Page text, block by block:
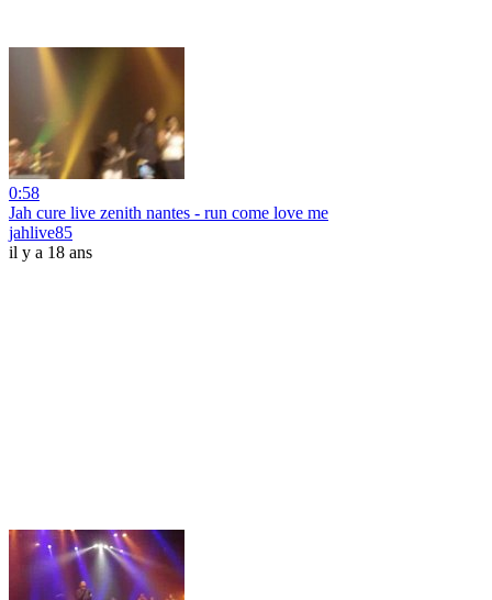
0:58
Jah cure live zenith nantes - run come love me
jahlive85
il y a 18 ans